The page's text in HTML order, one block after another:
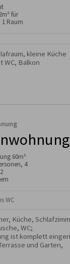
für
1 Raum
kleine Küche
WC, Balkon
60m²
4
WC
Küche,
WC;
ist komplett
und Garten,